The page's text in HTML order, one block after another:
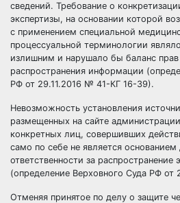
сведений. Требование о
экспертизы, на основании которой
с применением специальной
процессуальной терминологии
излишним и нарушало бы баланс
распространения информации
РФ от 29.11.2016 № 41-КГ 16-39).
Невозможность установления
размещенных на сайте
конкретных лиц, совершивших
само по себе не является
ответственности за распространение
(определение Верховного Суда РФ
Отменяя принятое по делу о защите